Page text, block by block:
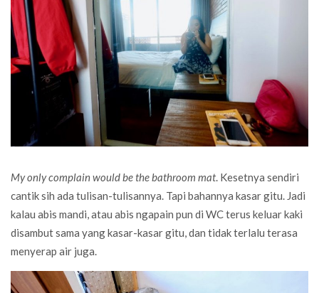
My only complain would be the bathroom mat. Kesetnya sendiri
cantik sih ada tulisan-tulisannya. Tapi bahannya kasar gitu. Jadi
kalau abis mandi, atau abis ngapain pun di WC terus keluar kaki
disambut sama yang kasar-kasar gitu, dan tidak terlalu terasa
menyerap air juga.